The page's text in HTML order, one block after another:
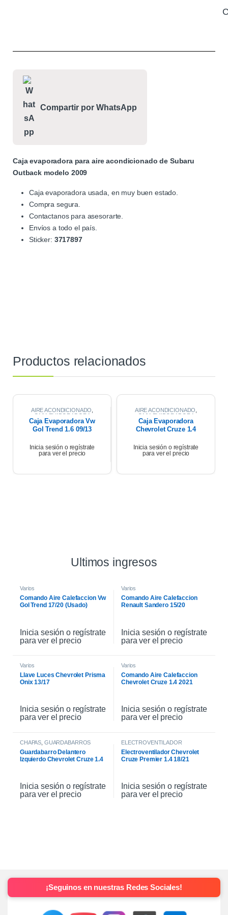
Compartir por WhatsApp
Caja evaporadora para aire acondicionado de Subaru
Outback modelo 2009
Caja evaporadora usada, en muy buen estado.
Compra segura.
Contactanos para asesorarte.
Envíos a todo el país.
Sticker: 3717897
Productos relacionados
AIRE ACONDICIONADO
CAJA EVAPORADORA
Caja Evaporadora Vw
Gol Trend 1.6 09/13
Inicia sesión o regístrate
para ver el precio
AIRE ACONDICIONADO
CAJA EVAPORADORA
Caja Evaporadora
Chevrolet Cruze 1.4
Inicia sesión o regístrate
para ver el precio
Ultimos ingresos
Varios
Comando Aire Calefaccion Vw
Gol Trend 17/20 (Usado)
Inicia sesión o regístrate
para ver el precio
Varios
Comando Aire Calefaccion
Renault Sandero 15/20
Inicia sesión o regístrate
para ver el precio
Varios
Llave Luces Chevrolet Prisma
Onix 13/17
Inicia sesión o regístrate
para ver el precio
Varios
Comando Aire Calefaccion
Chevrolet Cruze 1.4 2021
Inicia sesión o regístrate
para ver el precio
CHAPAS GUARDABARROS
Guardabarro Delantero
Izquierdo Chevrolet Cruze 1.4
Inicia sesión o regístrate
para ver el precio
ELECTROVENTILADOR
Electroventilador Chevrolet
Cruze Premier 1.4 18/21
Inicia sesión o regístrate
para ver el precio
¡Seguinos en nuestras Redes Sociales!